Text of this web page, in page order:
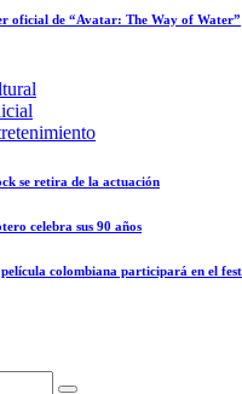
oficial de “Avatar: The Way of Water”
se retira de la actuación
celebra sus 90 años
colombiana participará en el